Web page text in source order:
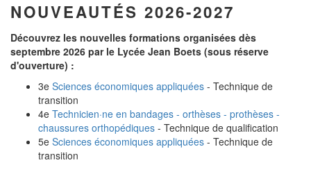
NOUVEAUTÉS 2026-2027
Découvrez les nouvelles formations organisées dès
septembre 2026 par le Lycée Jean Boets (sous réserve
d'ouverture) :
3e Sciences économiques appliquées - Technique de
transition
4e Technicien·ne en bandages - orthèses - prothèses -
chaussures orthopédiques - Technique de qualification
5e Sciences économiques appliquées - Technique de
transition